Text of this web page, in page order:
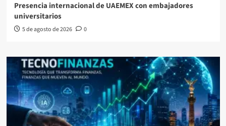
Presencia internacional de UAEMEX con embajadores
universitarios
5 de agosto de 2026 0